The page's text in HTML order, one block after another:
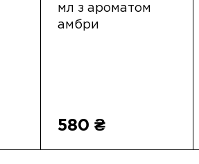
мл з ароматом
амбри
580 ₴